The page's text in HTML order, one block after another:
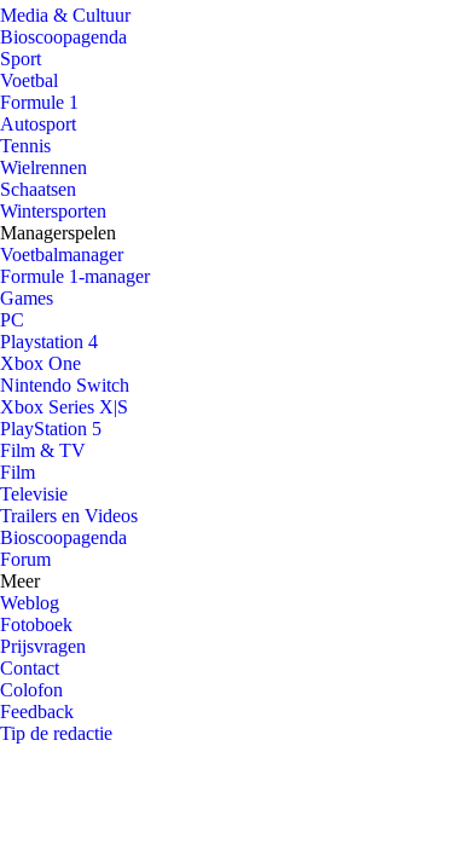
Media & Cultuur
Bioscoopagenda
Sport
Voetbal
Formule 1
Autosport
Tennis
Wielrennen
Schaatsen
Wintersporten
Managerspelen
Voetbalmanager
Formule 1-manager
Games
PC
Playstation 4
Xbox One
Nintendo Switch
Xbox Series X|S
PlayStation 5
Film & TV
Film
Televisie
Trailers en Videos
Bioscoopagenda
Forum
Meer
Weblog
Fotoboek
Prijsvragen
Contact
Colofon
Feedback
Tip de redactie